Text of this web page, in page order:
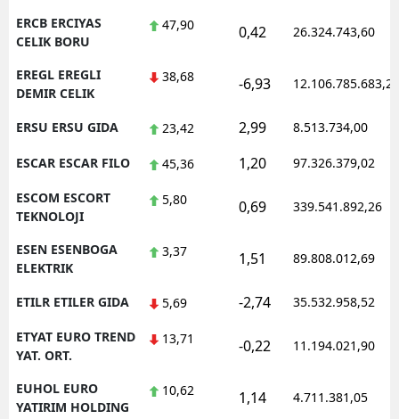
ERCB ERCIYAS
CELIK BORU
47,90 0,42 26.324.743,60
EREGL EREGLI
DEMIR CELIK
38,68 -6,93 12.106.785.683,20
ERSU ERSU GIDA 23,42 2,99 8.513.734,00
ESCAR ESCAR FILO 45,36 1,20 97.326.379,02
ESCOM ESCORT
TEKNOLOJI
5,80 0,69 339.541.892,26
ESEN ESENBOGA
ELEKTRIK
3,37 1,51 89.808.012,69
ETILR ETILER GIDA 5,69 -2,74 35.532.958,52
ETYAT EURO TREND
YAT. ORT.
13,71 -0,22 11.194.021,90
EUHOL EURO
YATIRIM HOLDING
10,62 1,14 4.711.381,05